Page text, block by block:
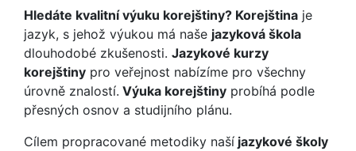
Hledáte kvalitní výuku korejštiny? Korejština je
jazyk, s jehož výukou má naše jazyková škola
dlouhodobé zkušenosti. Jazykové kurzy
korejštiny pro veřejnost nabízíme pro všechny
úrovně znalostí. Výuka korejštiny probíhá podle
přesných osnov a studijního plánu.
Cílem propracované metodiky naší jazykové školy